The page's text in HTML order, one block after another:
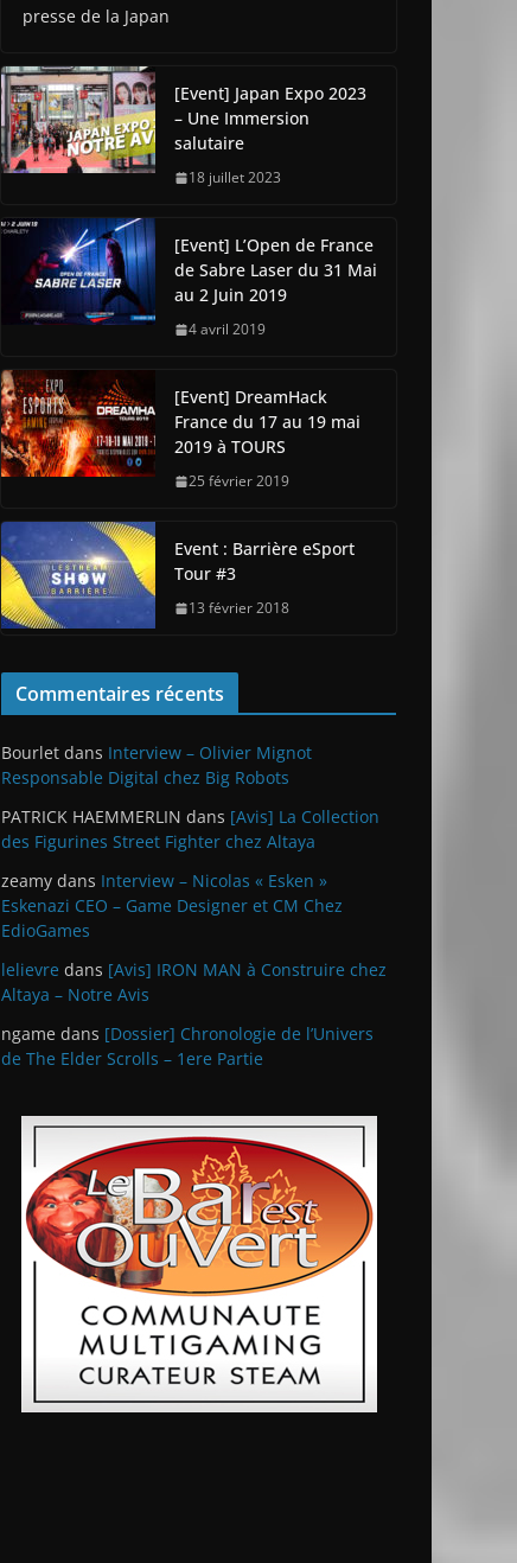
presse de la Japan
[Event] Japan Expo 2023
– Une Immersion
salutaire
18 juillet 2023
[Event] L’Open de France
de Sabre Laser du 31 Mai
au 2 Juin 2019
4 avril 2019
[Event] DreamHack
France du 17 au 19 mai
2019 à TOURS
25 février 2019
Event : Barrière eSport
Tour #3
13 février 2018
Commentaires récents
Bourlet dans Interview – Olivier Mignot
Responsable Digital chez Big Robots
PATRICK HAEMMERLIN dans [Avis] La Collection
des Figurines Street Fighter chez Altaya
zeamy dans Interview – Nicolas « Esken »
Eskenazi CEO – Game Designer et CM Chez
EdioGames
lelievre dans [Avis] IRON MAN à Construire chez
Altaya – Notre Avis
ngame dans [Dossier] Chronologie de l’Univers
de The Elder Scrolls – 1ere Partie